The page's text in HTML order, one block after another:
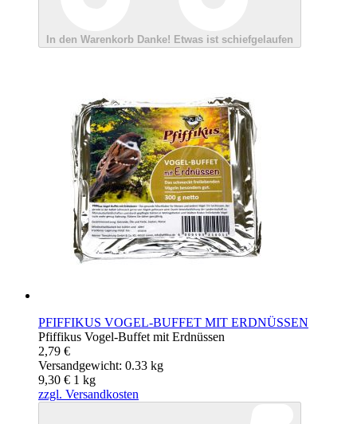
In den Warenkorb Danke! Etwas ist schiefgelaufen
PFIFFIKUS VOGEL-BUFFET MIT ERDNÜSSEN
Pfiffikus Vogel-Buffet mit Erdnüssen
2,79 €
Versandgewicht: 0.33 kg
9,30 € 1 kg
zzgl. Versandkosten